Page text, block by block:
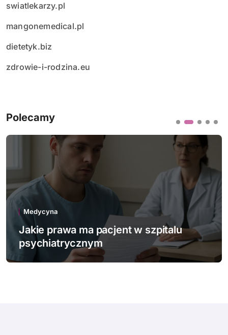
swiatlekarzy.pl
mangonemedical.pl
dietetyk.biz
zdrowie-i-rodzina.eu
Polecamy
Medycyna
Jakie innowacje technologiczne
wspierają polską medycynę